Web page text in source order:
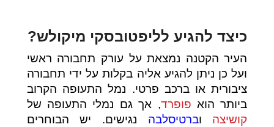
כיצד להגיע לליפטובסקי מיקולש?
העיר הקטנה נמצאת על עורק תחבורה ראשי
ועל כן ניתן להגיע אליה בקלות על ידי תחבורה
ציבורית או ברכב פרטי. נמל התעופה הקרוב
ביותר הוא פופרד, אך גם נמלי התעופה של
קושיצה וברטיסלבה נגישים. יש הבוחרים